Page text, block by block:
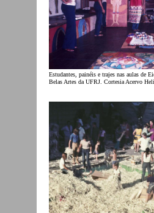
Estudantes, painéis e trajes nas aulas de
Belas Artes da UFRJ. Cortesia Acervo